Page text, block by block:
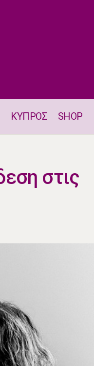
ΚΥΠΡΟΣ SHOP
στις